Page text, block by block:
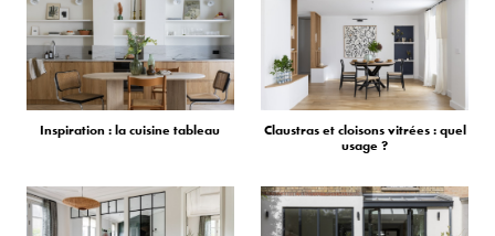
Inspiration : la cuisine tableau
Claustras et cloisons vitrées : quel
usage ?